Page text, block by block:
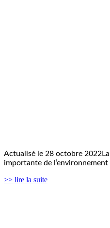
Actualisé le 28 octobre
importante de
>> lire la suite